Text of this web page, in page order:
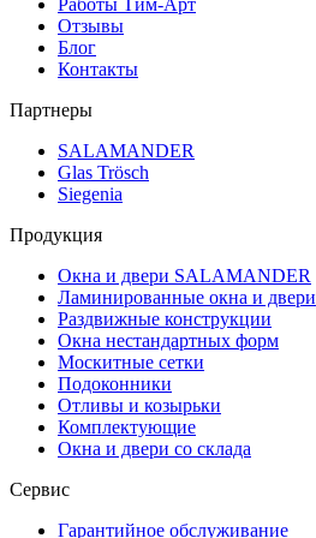
Работы Тим-Арт
Отзывы
Блог
Контакты
Партнеры
SALAMANDER
Glas Trösch
Siegenia
Продукция
Окна и двери SALAMANDER
Ламинированные окна и двери
Раздвижные конструкции
Окна нестандартных форм
Москитные сетки
Подоконники
Отливы и козырьки
Комплектующие
Окна и двери со склада
Сервис
Гарантийное обслуживание